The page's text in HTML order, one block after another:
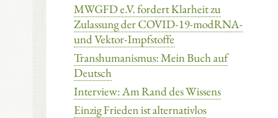
MWGFD e.V. fordert Klarheit zu
Zulassung der COVID-19-modRNA-
und Vektor-Impfstoffe
Transhumanismus: Mein Buch auf
Deutsch
Interview: Am Rand des Wissens
Einzig Frieden ist alternativlos